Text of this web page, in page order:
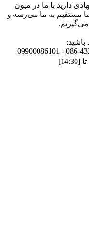
دارید با ما در میون
شما مستقیم به ما می‌رسه و
باشید: